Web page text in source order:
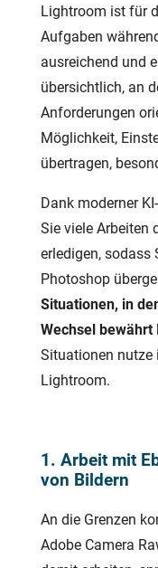
Lightroom ist für
Aufgaben
ausreichend und
übersichtlich, an
Anforderungen
Möglichkeit,
übertragen,
Dank moderner
Sie viele Arbeiten
erledigen, sodass
Photoshop
Situationen, in
Wechsel bewährt
Situationen nutze
Lightroom.
1. Arbeit mit
von Bildern
An die Grenzen
Adobe Camera